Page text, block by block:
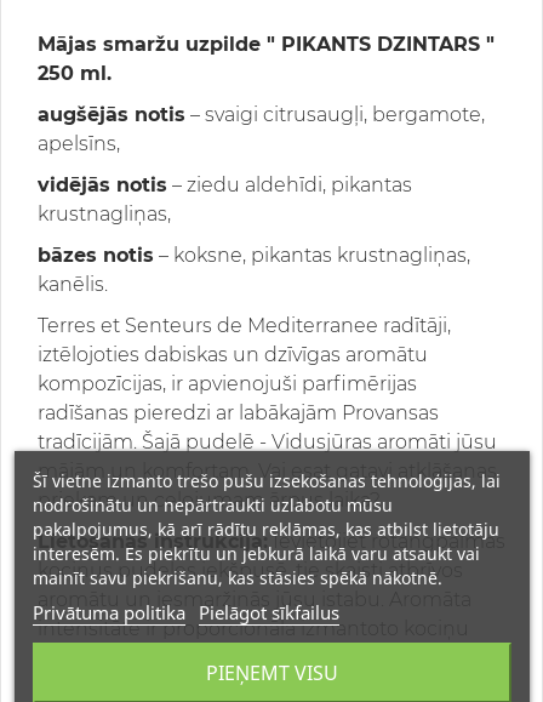
Mājas smaržu uzpilde " PIKANTS DZINTARS "
250 ml.
augšējās notis – svaigi citrusaugļi, bergamote,
apelsīns,
vidējās notis – ziedu aldehīdi, pikantas
krustnagliņas,
bāzes notis – koksne, pikantas krustnagliņas,
kanēlis.
Terres et Senteurs de Mediterranee radītāji,
iztēlojoties dabiskas un dzīvīgas aromātu
kompozīcijas, ir apvienojuši parfimērijas
radīšanas pieredzi ar labākajām Provansas
tradīcijām. Šajā pudelē - Vidusjūras aromāti jūsu
mājām un komfortam. Vai esat gatavi atklāšanas
priekam un ceļojumam ārpus laika?
Lietošanas instrukcija: Ievietojiet rotangpalmas
kociņus pudeles iekšpusē, tie skaisti atbrīvos
intensitāte ir proporcionāla izmantoto kociņu
visus 8 kociņus; ja aromāts ir spēcīgs, izņemiet
Šī vietne izmanto trešo pušu izsekošanas tehnoloģijas, lai
nodrošinātu un nepārtraukti uzlabotu mūsu
pakalpojumus, kā arī rādītu reklāmas, kas atbilst lietotāju
interesēm. Es piekrītu un jebkurā laikā varu atsaukt vai
mainīt savu piekrišanu, kas stāsies spēkā nākotnē.
Privātuma politika Pielāgot sīkfailus
PIEŅEMT VISU